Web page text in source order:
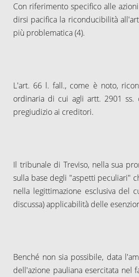
Con riferimento specifico alle
dirsi pacifica la riconducibilità
più problematica (4).
L'art. 66 l. fall., come è noto,
ordinaria di cui agli artt. 2901
pregiudizio ai creditori.
Il tribunale di Treviso, nella sua
sulla base degli "aspetti peculiari"
nella legittimazione esclusiva del
discussa) applicabilità delle
Benché non sia possibile, data
dell'azione pauliana esercitata